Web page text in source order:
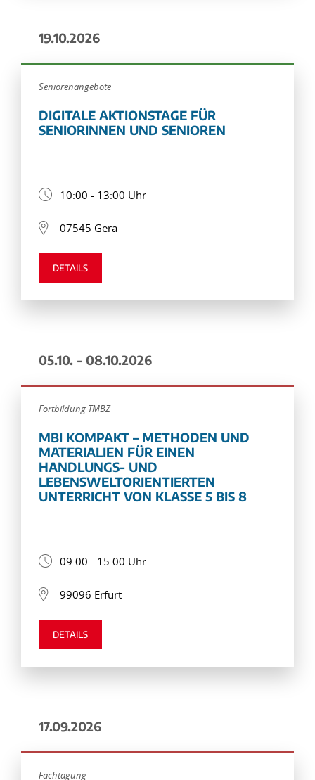
19.10.2026
Seniorenangebote
DIGITALE AKTIONSTAGE FÜR
SENIORINNEN UND SENIOREN
10:00 - 13:00 Uhr
07545 Gera
DETAILS
05.10. - 08.10.2026
Fortbildung TMBZ
MBI KOMPAKT – METHODEN UND
MATERIALIEN FÜR EINEN
HANDLUNGS- UND
LEBENSWELTORIENTIERTEN
UNTERRICHT VON KLASSE 5 BIS 8
09:00 - 15:00 Uhr
99096 Erfurt
DETAILS
17.09.2026
Fachtagung